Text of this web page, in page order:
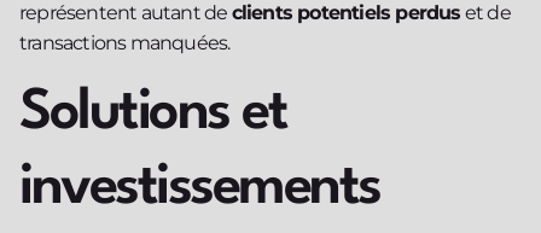
représentent autant de clients potentiels perdus et de
transactions manquées.
Solutions et
investissements